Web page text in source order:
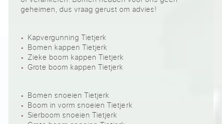
geheimen, dus vraag gerust om advies!
Kapvergunning Tietjerk
Bomen kappen Tietjerk
Zieke boom kappen Tietjerk
Grote boom kappen Tietjerk
Bomen snoeien Tietjerk
Boom in vorm snoeien Tietjerk
Sierboom snoeien Tietjerk